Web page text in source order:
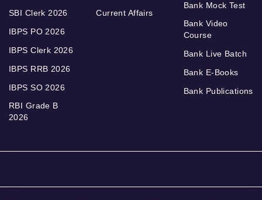
SBI Clerk 2026
IBPS PO 2026
IBPS Clerk 2026
IBPS RRB 2026
IBPS SO 2026
RBI Grade B
2026
Current Affairs
Bank Mock Test
Bank Video
Course
Bank Live Batch
Bank E-Books
Bank Publications